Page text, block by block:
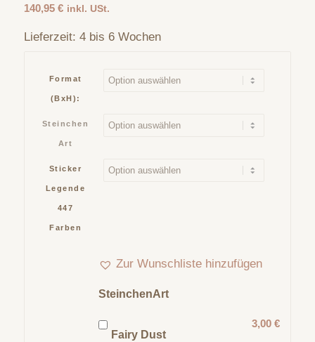
140,95 € inkl. USt.
Lieferzeit: 4 bis 6 Wochen
Format
(BxH):
Steinchen
Art
Sticker
Legende
447
Farben
Zur Wunschliste hinzufügen
SteinchenArt
Fairy Dust
3,00 €